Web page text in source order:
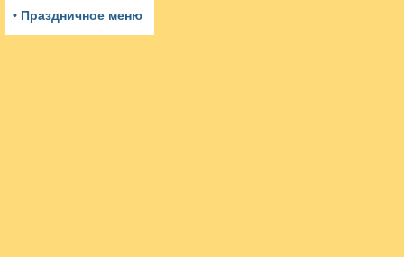
• Праздничное меню